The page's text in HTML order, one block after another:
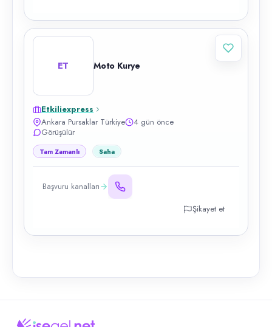
ET Moto Kurye
Etkiliexpress
Ankara Pursaklar Türkiye
4 gün önce
Görüşülür
Tam Zamanlı Saha
Başvuru kanalları
Şikayet et